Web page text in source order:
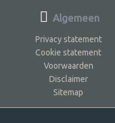
Algemeen
Privacy statement
Cookie statement
Voorwaarden
Disclaimer
Sitemap